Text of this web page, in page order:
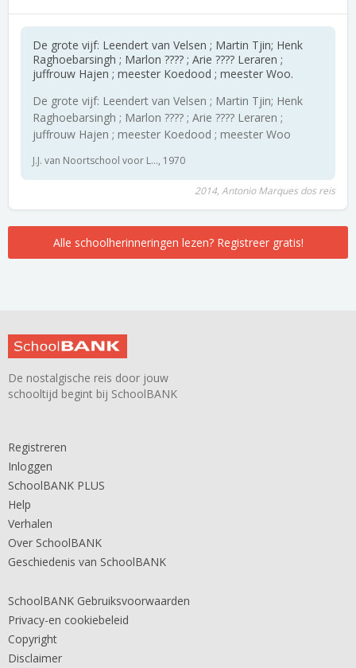
De grote vijf: Leendert van Velsen ; Martin Tjin; Henk
Raghoebarsingh ; Marlon ???? ; Arie ???? Leraren ;
juffrouw Hajen ; meester Koedood ; meester Woo.
De grote vijf: Leendert van Velsen ; Martin Tjin; Henk
Raghoebarsingh ; Marlon ???? ; Arie ???? Leraren ;
juffrouw Hajen ; meester Koedood ; meester Woo
J.J. van Noortschool voor L..., 1970
2014, Antonio Marques dos reis
Alle schoolherinneringen lezen? Registreer gratis!
De nostalgische reis door jouw
schooltijd begint bij SchoolBANK
Registreren
Inloggen
SchoolBANK PLUS
Help
Verhalen
Over SchoolBANK
Geschiedenis van SchoolBANK
SchoolBANK Gebruiksvoorwaarden
Privacy-en cookiebeleid
Copyright
Disclaimer